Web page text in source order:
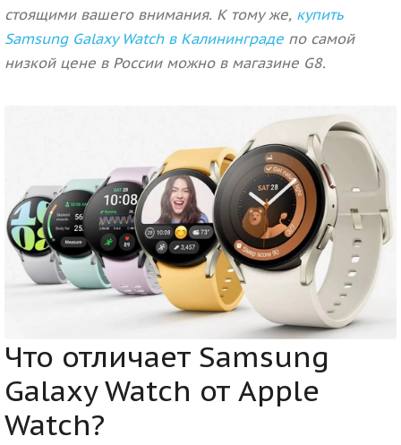
стоящими вашего внимания. К тому же, купить
Samsung Galaxy Watch в Калининграде по самой
низкой цене в России можно в магазине G8.
Что отличает Samsung
Galaxy Watch от Apple
Watch?